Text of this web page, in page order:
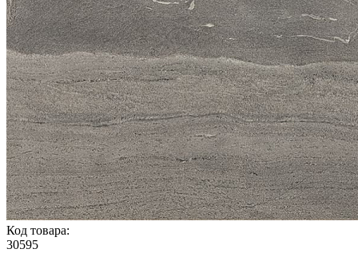
Код товара:
30595